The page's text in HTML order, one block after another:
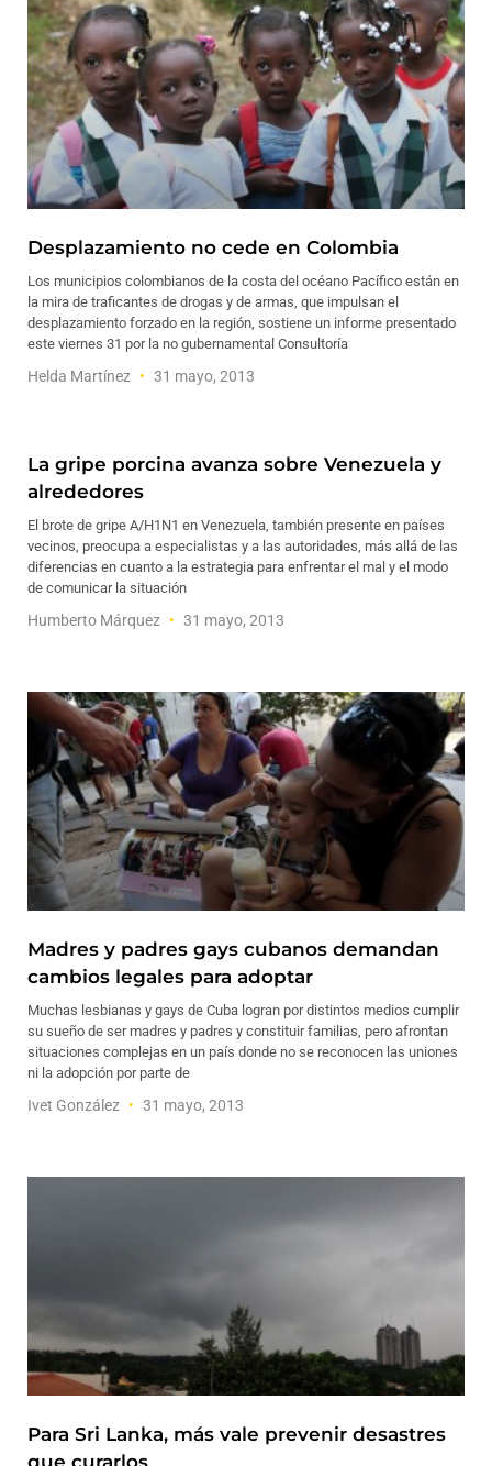
Desplazamiento no cede en Colombia
Los municipios colombianos de la costa del océano Pacífico están en
la mira de traficantes de drogas y de armas, que impulsan el
desplazamiento forzado en la región, sostiene un informe presentado
este viernes 31 por la no gubernamental Consultoría
Helda Martínez 31 mayo, 2013
La gripe porcina avanza sobre Venezuela y
alrededores
El brote de gripe A/H1N1 en Venezuela, también presente en países
vecinos, preocupa a especialistas y a las autoridades, más allá de las
diferencias en cuanto a la estrategia para enfrentar el mal y el modo
de comunicar la situación
Humberto Márquez 31 mayo, 2013
Madres y padres gays cubanos demandan
cambios legales para adoptar
Muchas lesbianas y gays de Cuba logran por distintos medios cumplir
su sueño de ser madres y padres y constituir familias, pero afrontan
situaciones complejas en un país donde no se reconocen las uniones
ni la adopción por parte de
Ivet González 31 mayo, 2013
Para Sri Lanka, más vale prevenir desastres
que curarlos